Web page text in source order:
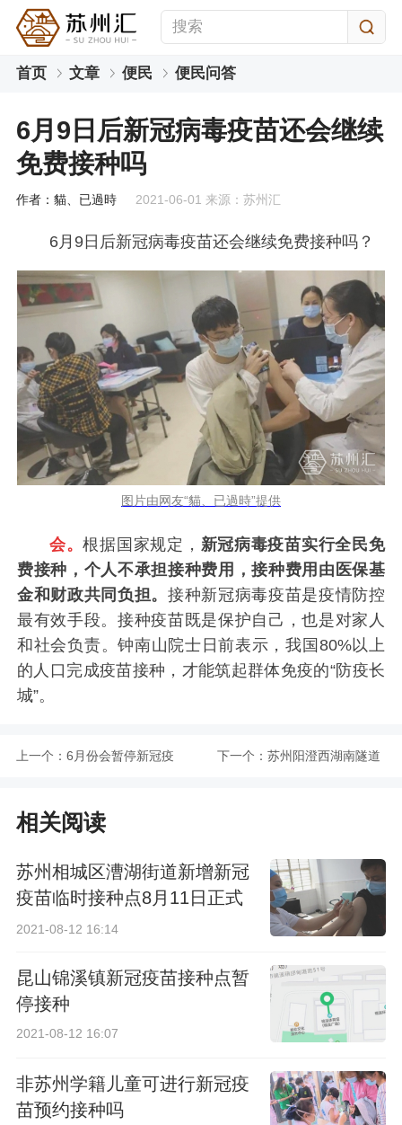
首页 文章 便民 便民问答
6月9日后新冠病毒疫苗还会继续
免费接种吗
作者：貓、已過時 2021-06-01 来源：苏州汇
6月9日后新冠病毒疫苗还会继续免费接种吗？
图片由网友“貓、已過時”提供
会。根据国家规定， 新冠病毒疫苗实行全民免
费接种，个人不承担接种费用，接种费用由医保基
金和财政共同负担。接种新冠病毒疫苗是疫情防控
最有效手段。接种疫苗既是保护自己，也是对家人
和社会负责。钟南山院士日前表示，我国80%以上
的人口完成疫苗接种，才能筑起群体免疫的“防疫长
城”。
上一个： 6月份会暂停新冠疫 下一个： 苏州阳澄西湖南隧道
相关阅读
苏州相城区漕湖街道新增新冠
疫苗临时接种点8月11日正式
启用
2021-08-12 16:14
昆山锦溪镇新冠疫苗接种点暂
停接种
2021-08-12 16:07
非苏州学籍儿童可进行新冠疫
苗预约接种吗